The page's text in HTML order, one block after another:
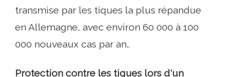
transmise par les tiques la plus répandue
en Allemagne, avec environ 60 000 à 100
000 nouveaux cas par an..
Protection contre les tiques lors d'un